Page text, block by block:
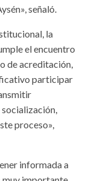
señaló.
la
el encuentro
de acreditación,
participar
proceso»,
informada a